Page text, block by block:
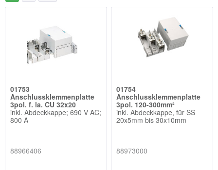
01753
Anschlussklemmenplatte
3pol. f. la. CU 32x20
inkl. Abdeckkappe; 690 V AC;
800 A
88966406
01754
Anschlussklemmenplatte
3pol. 120-300mm²
inkl. Abdeckkappe, für SS
20x5mm bis 30x10mm
88973000